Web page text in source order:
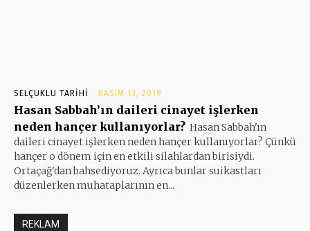
SELÇUKLU TARIHI KASIM 13, 2019
Hasan Sabbah’ın daileri cinayet işlerken
neden hançer kullanıyorlar? Hasan Sabbah'ın
daileri cinayet işlerken neden hançer kullanıyorlar? Çünkü
hançer o dönem için en etkili silahlardan birisiydi.
Ortaçağ'dan bahsediyoruz. Ayrıca bunlar suikastları
düzenlerken muhataplarının en...
REKLAM